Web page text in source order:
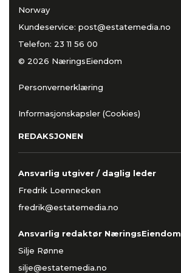
Norway
Kundeservice: post@estatemedia.no
Telefon: 23 11 56 00
© 2026 NæringsEiendom
Personvernerklæring
Informasjonskapsler (Cookies)
REDAKSJONEN
Ansvarlig utgiver / daglig leder
Fredrik Loennecken
fredrik@estatemedia.no
Ansvarlig redaktør NæringsEiendom
Silje Rønne
silje@estatemedia.no